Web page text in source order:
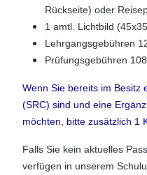
Rückseite) oder
1 amtl. Lichtbild
Lehrgangsgebühren
Prüfungsgebühren
Wenn Sie bereits im Besitz
(SRC) sind und eine
möchten, bitte zusätzlich 1
Falls Sie kein aktuelles
verfügen in unserem